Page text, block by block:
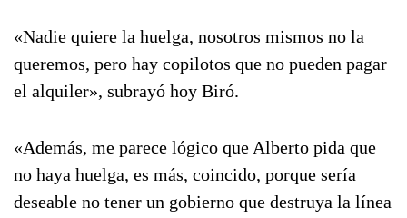
«Nadie quiere la huelga, nosotros mismos no la
queremos, pero hay copilotos que no pueden pagar
el alquiler», subrayó hoy Biró.
«Además, me parece lógico que Alberto pida que
no haya huelga, es más, coincido, porque sería
deseable no tener un gobierno que destruya la línea